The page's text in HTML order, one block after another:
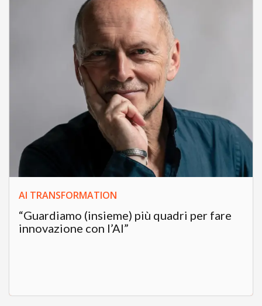
AI TRANSFORMATION
“Guardiamo (insieme) più quadri per fare
innovazione con l’AI”